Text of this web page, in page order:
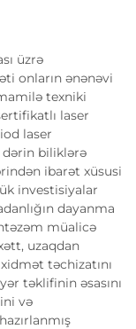
üzrə
onların ənənəvi
texniki
laser
laser
dərin biliklərə
ibarət xüsusi
investisiyalar
dayanma
müalicə
uzaqdan
təchizatını
təklifinin əsasını
və